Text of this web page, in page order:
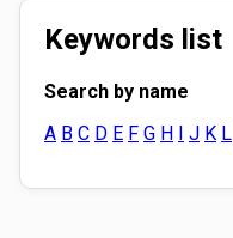
Keywords list
Search by name
A B C D E F G H I J K L